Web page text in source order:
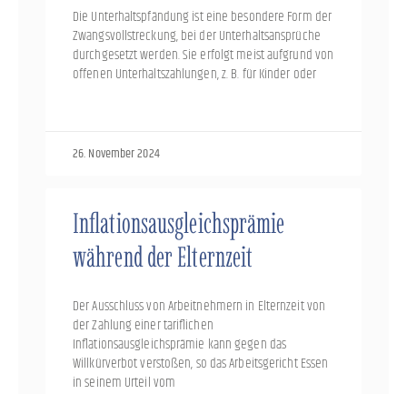
Die Unterhaltspfändung ist eine besondere Form der
Zwangsvollstreckung, bei der Unterhaltsansprüche
durchgesetzt werden. Sie erfolgt meist aufgrund von
offenen Unterhaltszahlungen, z. B. für Kinder oder
26. November 2024
Inflationsausgleichsprämie
während der Elternzeit
Der Ausschluss von Arbeitnehmern in Elternzeit von
der Zahlung einer tariflichen
Inflationsausgleichsprämie kann gegen das
Willkürverbot verstoßen, so das Arbeitsgericht Essen
in seinem Urteil vom